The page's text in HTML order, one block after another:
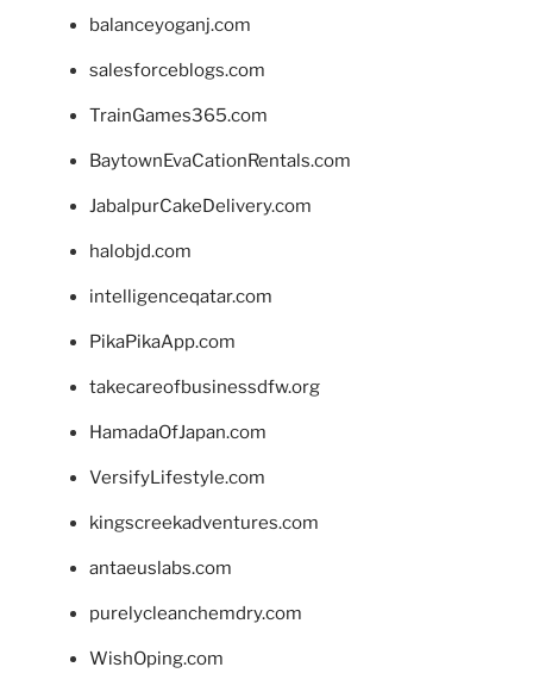
balanceyoganj.com
salesforceblogs.com
TrainGames365.com
BaytownEvaCationRentals.com
JabalpurCakeDelivery.com
halobjd.com
intelligenceqatar.com
PikaPikaApp.com
takecareofbusinessdfw.org
HamadaOfJapan.com
VersifyLifestyle.com
kingscreekadventures.com
antaeuslabs.com
purelycleanchemdry.com
WishOping.com